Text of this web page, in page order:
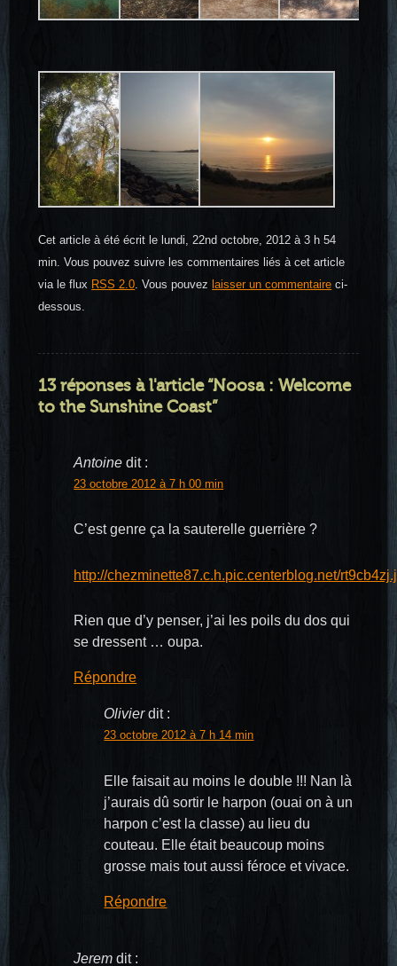
Cet article à été écrit le lundi, 22nd octobre, 2012 à 3 h 54
min. Vous pouvez suivre les commentaires liés à cet article
via le flux RSS 2.0. Vous pouvez laisser un commentaire ci-
dessous.
13 réponses à l'article “Noosa : Welcome
to the Sunshine Coast”
Antoine dit :
23 octobre 2012 à 7 h 00 min
C’est genre ça la sauterelle guerrière ?
http://chezminette87.c.h.pic.centerblog.net/
Rien que d’y penser, j’ai les poils du dos qui
se dressent … oupa.
Répondre
Olivier dit :
23 octobre 2012 à 7 h 14 min
Elle faisait au moins le double !!! Nan là
j’aurais dû sortir le harpon (ouai on à un
harpon c’est la classe) au lieu du
couteau. Elle était beaucoup moins
grosse mais tout aussi féroce et vivace.
Répondre
Jerem dit :